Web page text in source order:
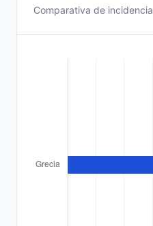
Comparativa de incidencia